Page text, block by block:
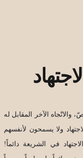
والاتّجاه الآخر المقابل له
ولا يسمحون لأنفسهم
في الشريعة دائماً!